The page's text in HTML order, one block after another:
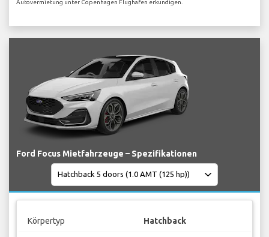
Autovermietung unter Copenhagen Flughafen erkundigen.
Ford Focus Mietfahrzeuge – Spezifikationen
Körpertyp Hatchback